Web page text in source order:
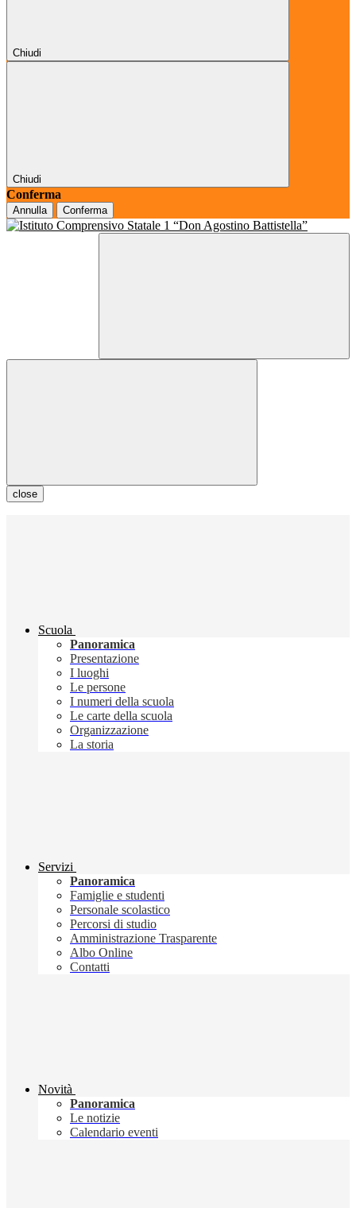
Chiudi
Chiudi
Conferma
Annulla Conferma
close
Scuola
Panoramica
Presentazione
I luoghi
Le persone
I numeri della scuola
Le carte della scuola
Organizzazione
La storia
Servizi
Panoramica
Famiglie e studenti
Personale scolastico
Percorsi di studio
Amministrazione Trasparente
Albo Online
Contatti
Novità
Panoramica
Le notizie
Calendario eventi